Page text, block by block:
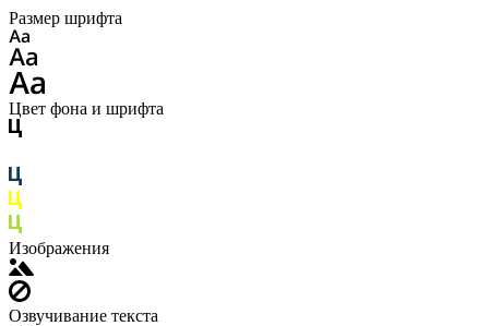
Размер шрифта
Цвет фона и шрифта
Изображения
Озвучивание текста